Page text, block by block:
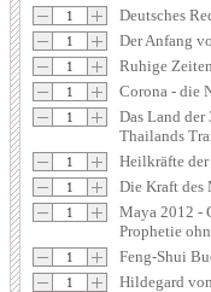
Deutsches
Der Anfang
Ruhige Zeiten
Corona - die
Das Land
Thailands
Heilkräfte
Die Kraft des
Maya 2012 -
Prophetie
Feng-Shui
Hildegard